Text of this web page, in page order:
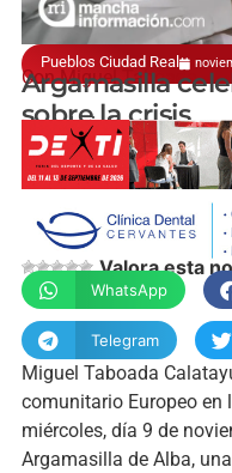
Pueblos Ciudad Real
Con Miguel Taboada
Argamasilla
sobre la crisis
Valora esta
WhatsApp
Telegram
Miguel Taboada
comunitario Europeo en
miércoles, día 9 de
Argamasilla de Alba,